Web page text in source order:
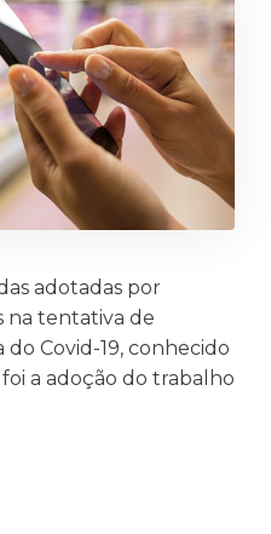
adotadas por
na tentativa de
Covid-19, conhecido
a adoção do trabalho